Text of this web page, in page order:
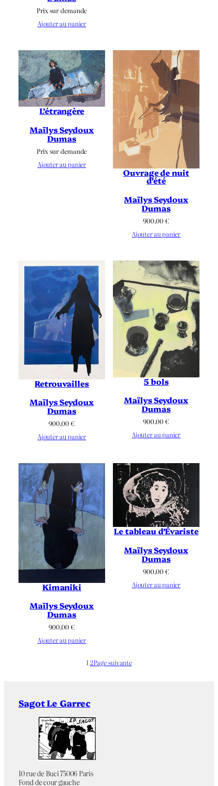
Prix sur demande
Ajouter au panier
L’étrangère
Maïlys Seydoux
Dumas
Prix sur demande
Ajouter au panier
Ouvrage de nuit
d’été
Maïlys Seydoux
Dumas
900.00€
Ajouter au panier
Retrouvailles
Maïlys Seydoux
Dumas
900.00€
Ajouter au panier
5 bols
Maïlys Seydoux
Dumas
900.00€
Ajouter au panier
Kimaniki
Maïlys Seydoux
Dumas
900.00€
Ajouter au panier
Le tableau d’Évariste
Maïlys Seydoux
Dumas
900.00€
Ajouter au panier
12Page suivante
Sagot Le Garrec
10 rue de Buci 75006 Paris
Fond de cour gauche